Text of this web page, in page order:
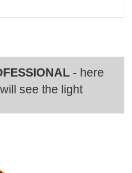
- here
see the light